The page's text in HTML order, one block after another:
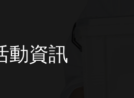
動資訊